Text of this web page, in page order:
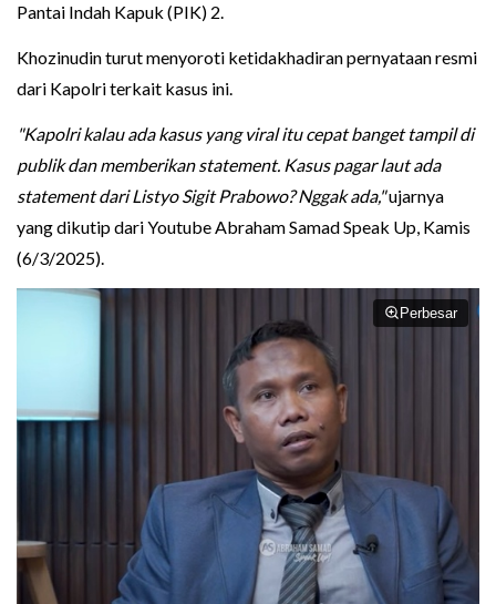
Pantai Indah Kapuk (PIK) 2.
Khozinudin turut menyoroti ketidakhadiran pernyataan resmi
dari Kapolri terkait kasus ini.
"Kapolri kalau ada kasus yang viral itu cepat banget tampil di
publik dan memberikan statement. Kasus pagar laut ada
statement dari Listyo Sigit Prabowo? Nggak ada,"ujarnya
yang dikutip dari Youtube Abraham Samad Speak Up, Kamis
(6/3/2025).
Perbesar